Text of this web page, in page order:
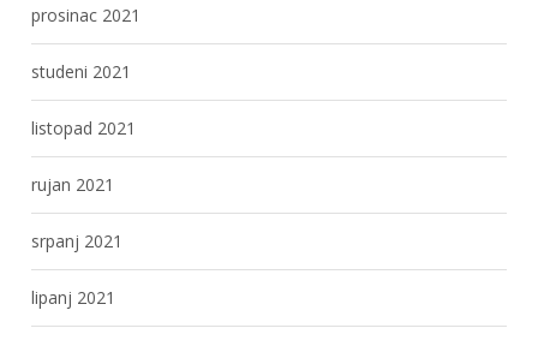
prosinac 2021
studeni 2021
listopad 2021
rujan 2021
srpanj 2021
lipanj 2021